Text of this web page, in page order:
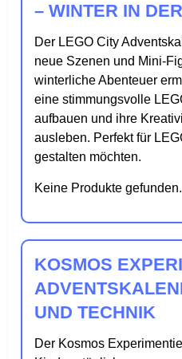
– WINTER IN
Der LEGO City
neue Szenen und Mini-
winterliche Abenteuer
eine stimmungsvolle
aufbauen und ihre
ausleben. Perfekt für
gestalten möchten.
Keine Produkte gefunden.
KOSMOS
UND TECHNIK
Der Kosmos